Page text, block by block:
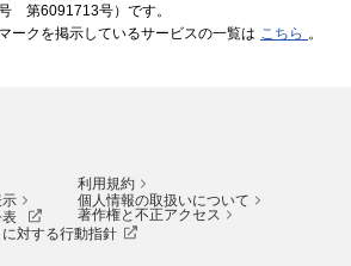
第6091713号）です。
ークを掲示しているサービスの一覧は こちら 。
利用規約
個人情報の取扱いについて
著作権と不正アクセス
対する行動指針